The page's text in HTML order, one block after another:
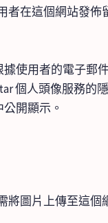
者在這個網站發佈
使用者的電子郵
個人頭像服務的
開顯示。
將圖片上傳至這個